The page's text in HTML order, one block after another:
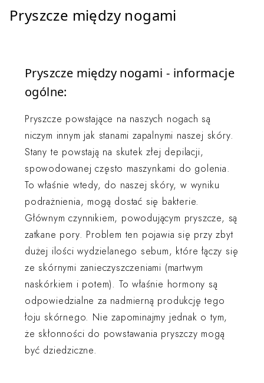
Pryszcze między nogami
Pryszcze między nogami - informacje
ogólne:
Pryszcze powstające na naszych nogach są
niczym innym jak stanami zapalnymi naszej skóry.
Stany te powstają na skutek złej depilacji,
spowodowanej często maszynkami do golenia.
To właśnie wtedy, do naszej skóry, w wyniku
podrażnienia, mogą dostać się bakterie.
Głównym czynnikiem, powodującym pryszcze, są
zatkane pory. Problem ten pojawia się przy zbyt
dużej ilości wydzielanego sebum, które łączy się
ze skórnymi zanieczyszczeniami (martwym
naskórkiem i potem). To właśnie hormony są
odpowiedzialne za nadmierną produkcję tego
łoju skórnego. Nie zapominajmy jednak o tym,
że skłonności do powstawania pryszczy mogą
być dziedziczne.